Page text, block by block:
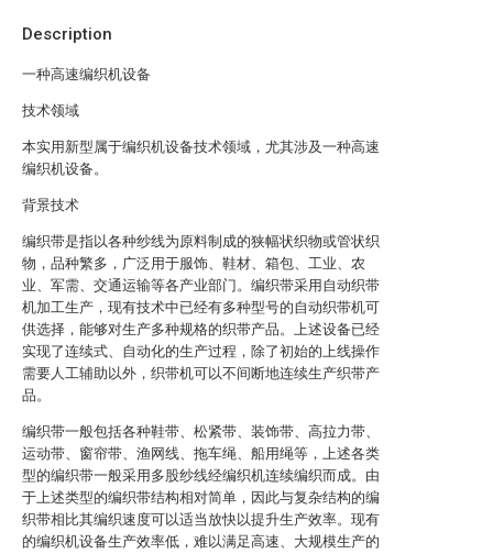
Description
一种高速编织机设备
技术领域
本实用新型属于编织机设备技术领域，尤其涉及一种高速
编织机设备。
背景技术
编织带是指以各种纱线为原料制成的狭幅状织物或管状织
物，品种繁多，广泛用于服饰、鞋材、箱包、工业、农
业、军需、交通运输等各产业部门。编织带采用自动织带
机加工生产，现有技术中已经有多种型号的自动织带机可
供选择，能够对生产多种规格的织带产品。上述设备已经
实现了连续式、自动化的生产过程，除了初始的上线操作
需要人工辅助以外，织带机可以不间断地连续生产织带产
品。
编织带一般包括各种鞋带、松紧带、装饰带、高拉力带、
运动带、窗帘带、渔网线、拖车绳、船用绳等，上述各类
型的编织带一般采用多股纱线经编织机连续编织而成。由
于上述类型的编织带结构相对简单，因此与复杂结构的编
织带相比其编织速度可以适当放快以提升生产效率。现有
的编织机设备生产效率低，难以满足高速、大规模生产的